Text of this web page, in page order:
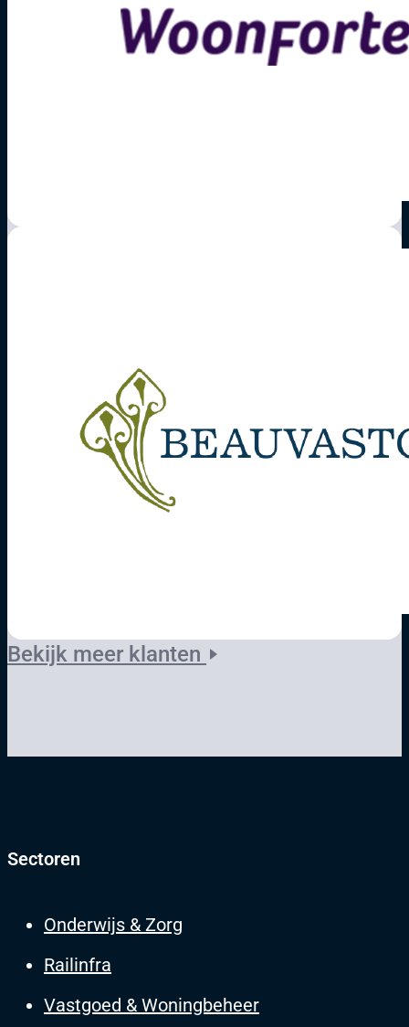
Bekijk meer klanten
Sectoren
Onderwijs & Zorg
Railinfra
Vastgoed & Woningbeheer